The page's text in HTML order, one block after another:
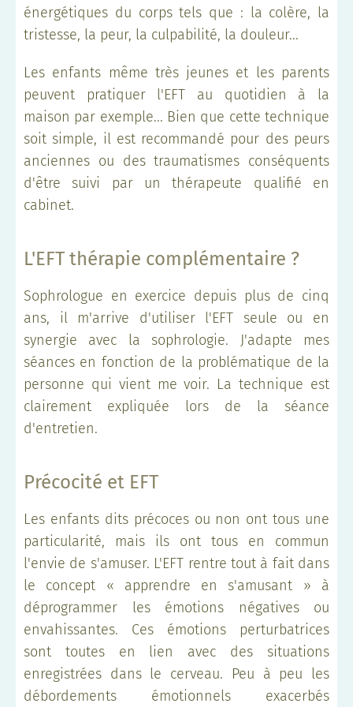
énergétiques du corps tels que : la colère, la
tristesse, la peur, la culpabilité, la douleur...
Les enfants même très jeunes et les parents
peuvent pratiquer l'EFT au quotidien à la
maison par exemple... Bien que cette technique
soit simple, il est recommandé pour des peurs
anciennes ou des traumatismes conséquents
d'être suivi par un thérapeute qualifié en
cabinet.
L'EFT thérapie complémentaire ?
Sophrologue en exercice depuis plus de cinq
ans, il m'arrive d'utiliser l'EFT seule ou en
synergie avec la sophrologie. J'adapte mes
séances en fonction de la problématique de la
personne qui vient me voir. La technique est
clairement expliquée lors de la séance
d'entretien.
Précocité et EFT
Les enfants dits précoces ou non ont tous une
particularité, mais ils ont tous en commun
l'envie de s'amuser. L'EFT rentre tout à fait dans
le concept « apprendre en s'amusant » à
déprogrammer les émotions négatives ou
envahissantes. Ces émotions perturbatrices
sont toutes en lien avec des situations
enregistrées dans le cerveau. Peu à peu les
débordements émotionnels exacerbés